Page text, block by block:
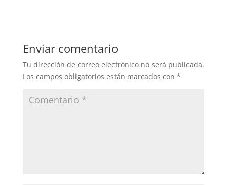
Enviar comentario
Tu dirección de correo electrónico no será publicada.
Los campos obligatorios están marcados con *